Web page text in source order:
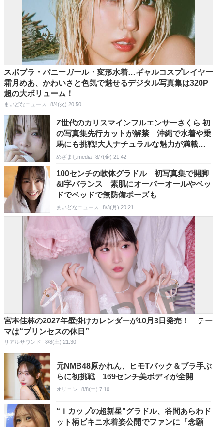
スポブラ・バニーガール・変形水着…ギャルコスプレイヤー
霜月めあ、かわいさと色気で魅せるデジタル写真集は320P
超の大ボリューム！
まいどなニュース 8/4(火) 20:50
Z世代のカリスマインフルエンサーさくら 初
の写真集先行カットが解禁 沖縄で水着や乗
馬にも挑戦!大人ナチュラルな魅力が満載の
一冊
めざましmedia 8/7(金) 21:42
100センチの軟体グラドル 初写真集で開脚
&I字バランス 素肌にオーバーオールやベッ
ドでベッドで無防備ポーズも
まいどなニュース 8/3(月) 20:21
宮本佳林の2027年壁掛けカレンダーが10月3日発売！ テー
マは“プリンセスの休日”
リアルサウンド 8/8(土) 21:30
元NMB48原かれん、ヒモTバック＆ブラ手ぶ
らに初挑戦 169センチ美ボディが全開
オリコン 8/8(土) 7:10
“Ｉカップの超新星”グラドル、谷間あらわド
ット柄ビキニ水着姿公開でファンに「念願